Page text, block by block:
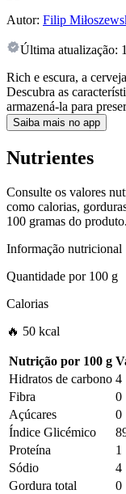
Autor: Filip
Última atualização:
Rich e escura, a
Descubra as
armazená-la para
Saiba mais no app
Nutrientes
Consulte os valores
como calorias,
100 gramas do produto.
Informação nutricional
Quantidade por100 g
Calorias
🔥 50 kcal
Nutrição por 100 g
Hidratos de carbono 4
Fibra
0
Açúcares
0
Índice Glicémico
Proteína
1
Sódio
4
Gordura total
0